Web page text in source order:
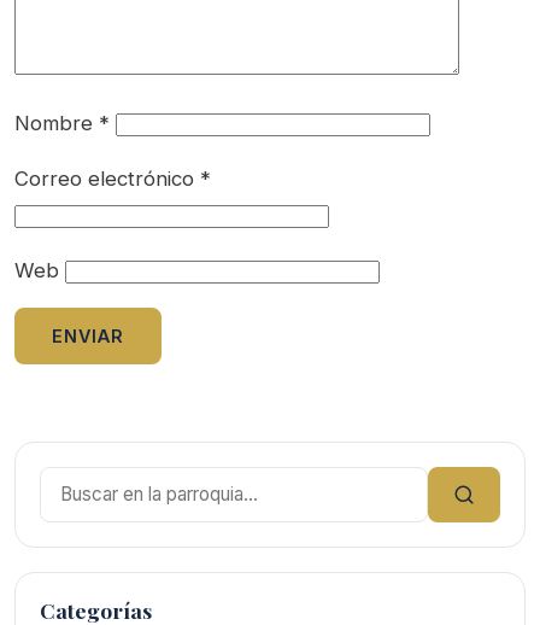
Nombre *
Correo electrónico *
Web
Buscar:
Categorías